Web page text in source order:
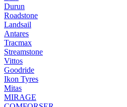
Durun
Roadstone
Landsail
Antares
Tracmax
Streamstone
Vittos
Goodride
Ikon Tyres
Mitas
MIRAGE